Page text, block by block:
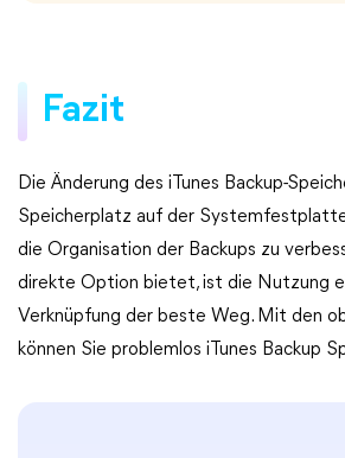
Fazit
Die Änderung des iTunes Backup-
Speicherplatz auf der
die Organisation der Backups zu
direkte Option bietet, ist die Nutzung
Verknüpfung der beste Weg. Mit den
können Sie problemlos iTunes Backup